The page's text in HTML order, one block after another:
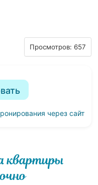
Просмотров: 657
через сайт
квартиры